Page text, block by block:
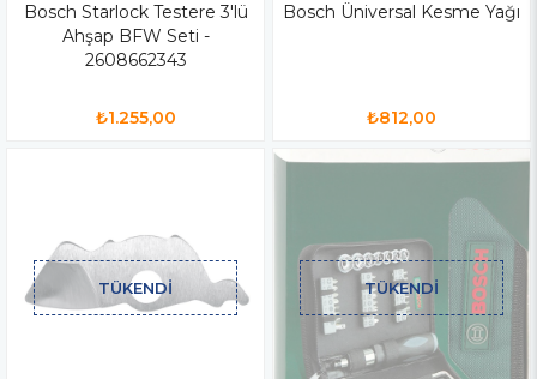
Bosch Starlock Testere 3'lü
Ahşap BFW Seti -
2608662343
₺1.255,00
Bosch Üniversal Kesme Yağı
₺812,00
TÜKENDI TÜKENDI